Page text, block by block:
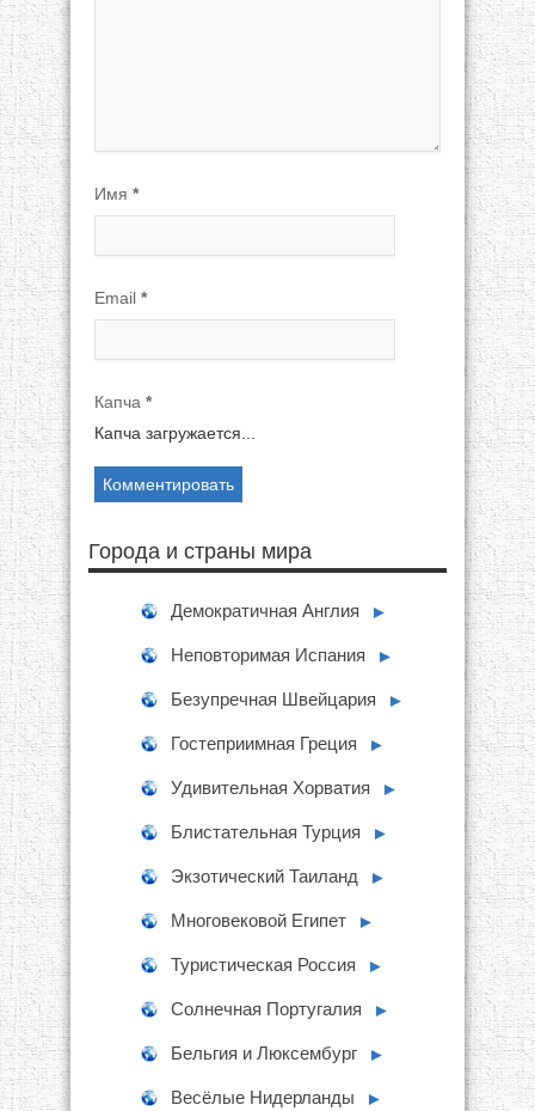
Имя *
Email *
Капча *
Капча загружается...
Города и страны мира
Демократичная Англия ►
Неповторимая Испания ►
Безупречная Швейцария ►
Гостеприимная Греция ►
Удивительная Хорватия ►
Блистательная Турция ►
Экзотический Таиланд ►
Многовековой Египет ►
Туристическая Россия ►
Солнечная Португалия ►
Бельгия и Люксембург ►
Весёлые Нидерланды ►